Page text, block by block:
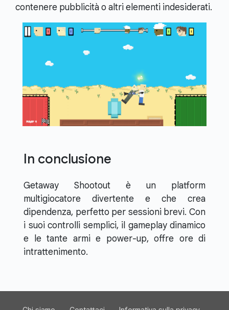
contenere pubblicità o altri elementi indesiderati.
In conclusione
Getaway Shootout è un platform
multigiocatore divertente e che crea
dipendenza, perfetto per sessioni brevi. Con
i suoi controlli semplici, il gameplay dinamico
e le tante armi e power-up, offre ore di
intrattenimento.